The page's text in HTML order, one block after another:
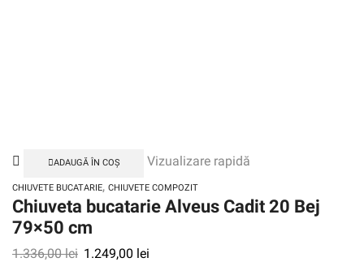
ADAUGĂ ÎN COȘ Vizualizare rapidă
CHIUVETE BUCATARIE, CHIUVETE COMPOZIT
Chiuveta bucatarie Alveus Cadit 20 Bej
79×50 cm
1.336,00lei 1.249,00 lei